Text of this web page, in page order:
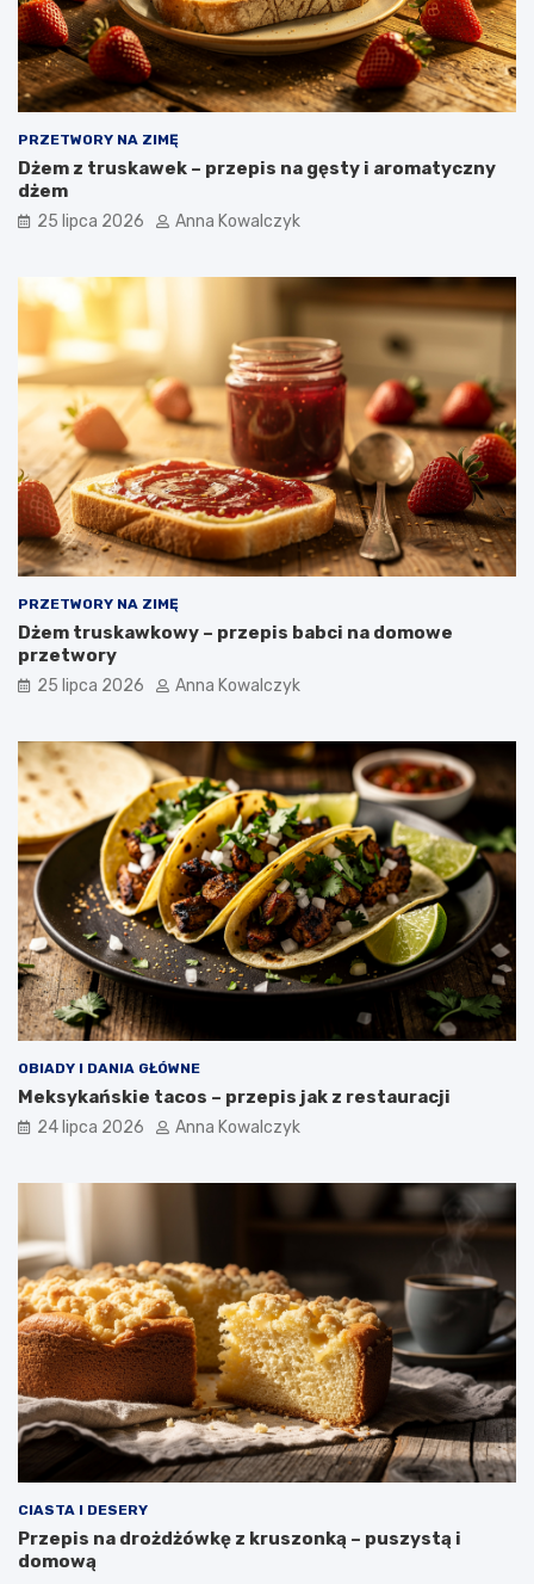
PRZETWORY NA ZIMĘ
Dżem z truskawek – przepis na gęsty i aromatyczny
dżem
25 lipca 2026 Anna Kowalczyk
PRZETWORY NA ZIMĘ
Dżem truskawkowy – przepis babci na domowe
przetwory
25 lipca 2026 Anna Kowalczyk
OBIADY I DANIA GŁÓWNE
Meksykańskie tacos – przepis jak z restauracji
24 lipca 2026 Anna Kowalczyk
CIASTA I DESERY
Przepis na drożdżówkę z kruszonką – puszystą i
domową